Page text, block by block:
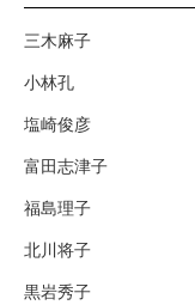
三木麻子
小林孔
塩崎俊彦
富田志津子
福島理子
北川将子
黒岩秀子